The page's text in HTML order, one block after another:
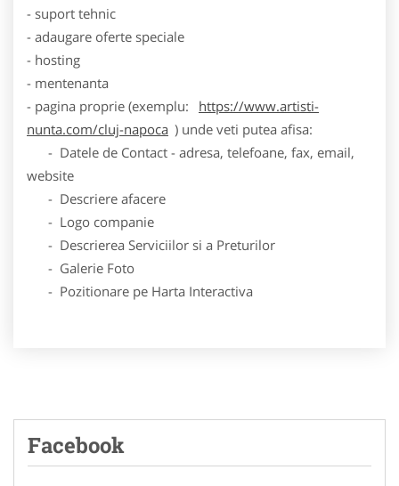
- suport tehnic
- adaugare oferte speciale
- hosting
- mentenanta
- pagina proprie (exemplu:
https://www.artisti-
nunta.com/cluj-napoca ) unde veti putea afisa:
- Datele de Contact - adresa, telefoane, fax, email,
website
- Descriere afacere
- Logo companie
- Descrierea Serviciilor si a Preturilor
- Galerie Foto
- Pozitionare pe Harta Interactiva
Facebook